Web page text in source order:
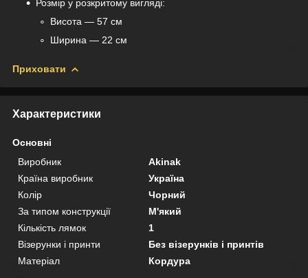
Розмір у розкритому вигляді:
Висота — 57 см
Ширина — 22 см
Приховати
Характеристики
Основні
Виробник
Akinak
Країна виробник
Україна
Колір
Чорний
За типом конструкції
М'який
Кількість лямок
1
Візерунки і принти
Без візерунків і принтів
Матеріал
Кордура